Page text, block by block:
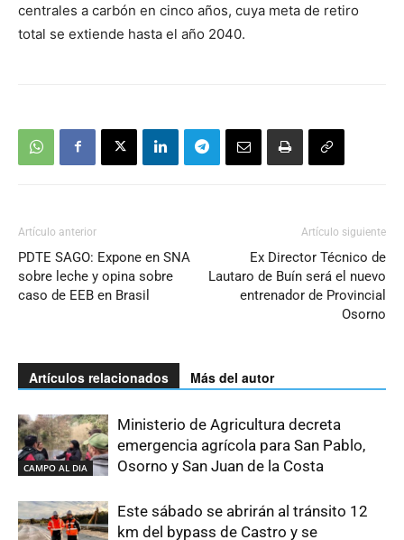
centrales a carbón en cinco años, cuya meta de retiro
total se extiende hasta el año 2040.
Artículo anterior
PDTE SAGO: Expone en SNA
sobre leche y opina sobre
caso de EEB en Brasil
Artículo siguiente
Ex Director Técnico de
Lautaro de Buín será el nuevo
entrenador de Provincial
Osorno
Artículos relacionados Más del autor
CAMPO AL DIA
Ministerio de Agricultura decreta
emergencia agrícola para San Pablo,
Osorno y San Juan de la Costa
Este sábado se abrirán al tránsito 12
km del bypass de Castro y se